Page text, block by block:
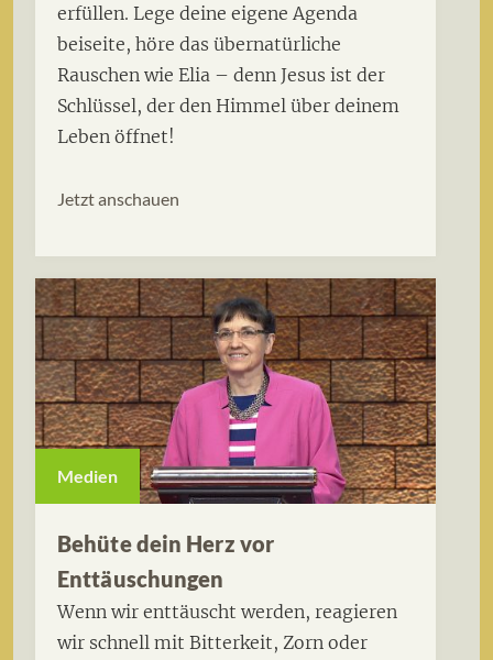
erfüllen. Lege deine eigene Agenda
beiseite, höre das übernatürliche
Rauschen wie Elia – denn Jesus ist der
Schlüssel, der den Himmel über deinem
Leben öffnet!
Jetzt anschauen
Medien
Behüte dein Herz vor
Enttäuschungen
Wenn wir enttäuscht werden, reagieren
wir schnell mit Bitterkeit, Zorn oder